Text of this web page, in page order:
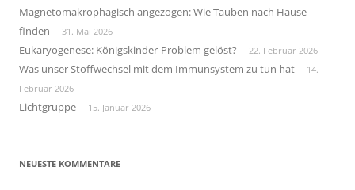
Magnetomakrophagisch angezogen: Wie Tauben nach Hause
finden
31. Mai 2026
Eukaryogenese: Königskinder-Problem gelöst? 22. Februar 2026
Was unser Stoffwechsel mit dem Immunsystem zu tun hat
14.
Februar 2026
Lichtgruppe 15. Januar 2026
NEUESTE KOMMENTARE